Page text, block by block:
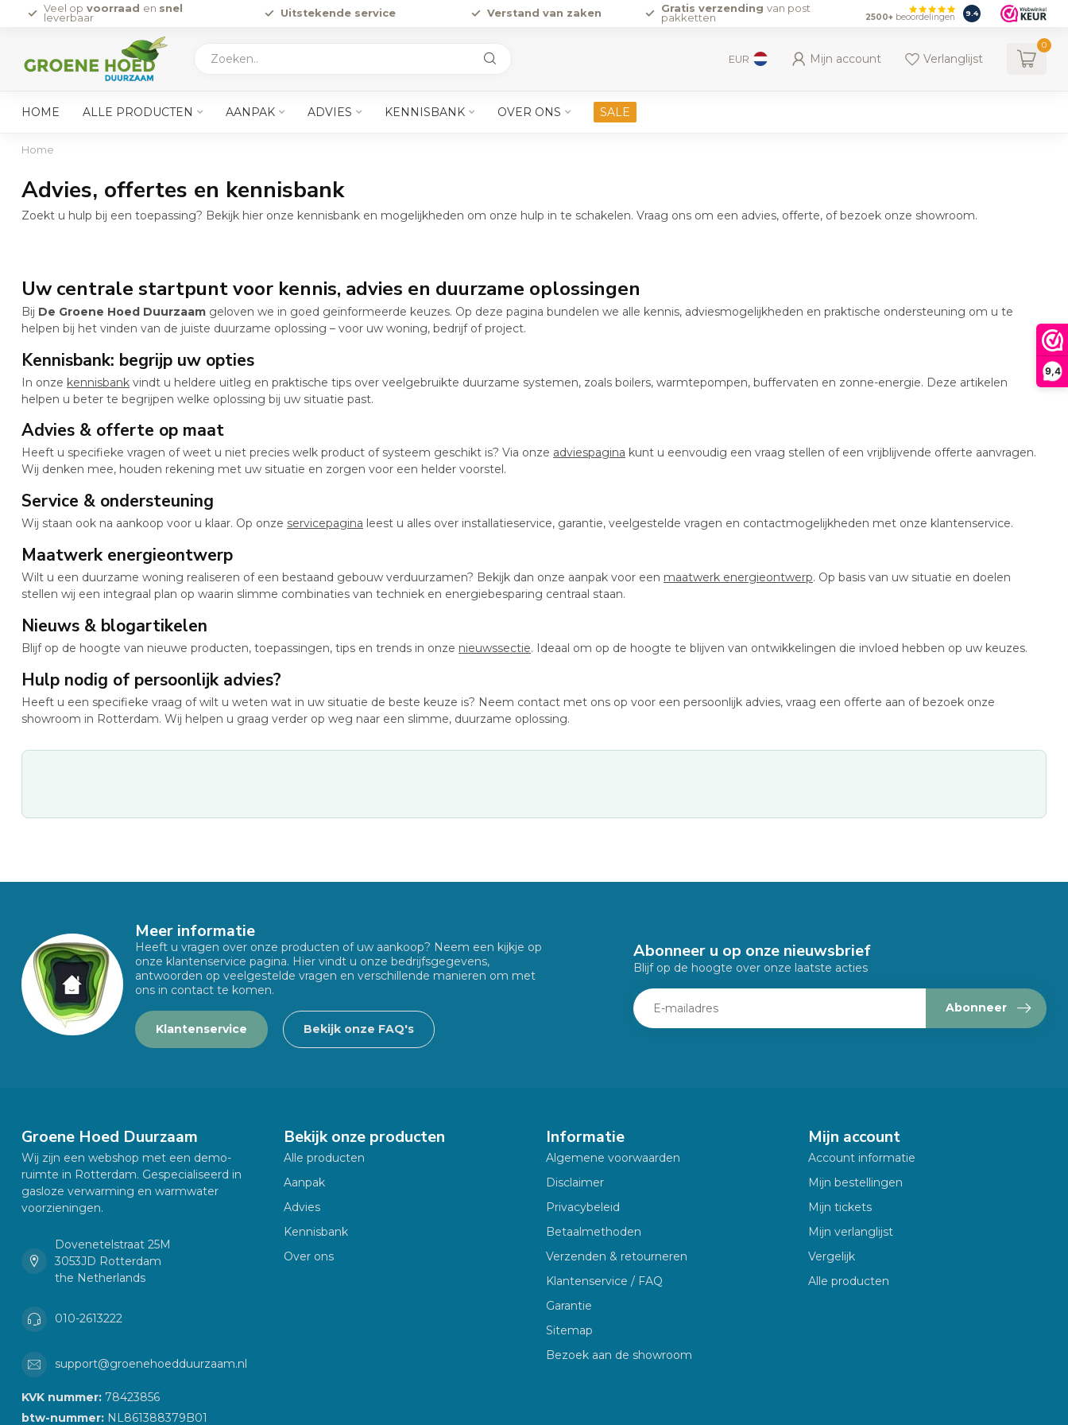
9,4
Veel op voorraad en snel
leverbaar
Uitstekende service Verstand van zaken Gratis verzending van post
pakketten
2500+ beoordelingen 9.4
EUR Mijn account Verlanglijst
0
HOME ALLE PRODUCTEN AANPAK ADVIES KENNISBANK OVER ONS SALE
Home
Advies, offertes en kennisbank
Zoekt u hulp bij een toepassing? Bekijk hier onze kennisbank en mogelijkheden om onze hulp in te schakelen. Vraag ons om een advies, offerte, of bezoek onze showroom.
Uw centrale startpunt voor kennis, advies en duurzame oplossingen
Bij De Groene Hoed Duurzaam geloven we in goed geïnformeerde keuzes. Op deze pagina bundelen we alle kennis, adviesmogelijkheden en praktische ondersteuning om u te
helpen bij het vinden van de juiste duurzame oplossing – voor uw woning, bedrijf of project.
Kennisbank: begrijp uw opties
In onze kennisbank vindt u heldere uitleg en praktische tips over veelgebruikte duurzame systemen, zoals boilers, warmtepompen, buffervaten en zonne-energie. Deze artikelen
helpen u beter te begrijpen welke oplossing bij uw situatie past.
Advies & offerte op maat
Heeft u specifieke vragen of weet u niet precies welk product of systeem geschikt is? Via onze adviespagina kunt u eenvoudig een vraag stellen of een vrijblijvende offerte aanvragen.
Wij denken mee, houden rekening met uw situatie en zorgen voor een helder voorstel.
Service & ondersteuning
Wij staan ook na aankoop voor u klaar. Op onze servicepagina leest u alles over installatieservice, garantie, veelgestelde vragen en contactmogelijkheden met onze klantenservice.
Maatwerk energieontwerp
Wilt u een duurzame woning realiseren of een bestaand gebouw verduurzamen? Bekijk dan onze aanpak voor een maatwerk energieontwerp. Op basis van uw situatie en doelen
stellen wij een integraal plan op waarin slimme combinaties van techniek en energiebesparing centraal staan.
Nieuws & blogartikelen
Blijf op de hoogte van nieuwe producten, toepassingen, tips en trends in onze nieuwssectie. Ideaal om op de hoogte te blijven van ontwikkelingen die invloed hebben op uw keuzes.
Hulp nodig of persoonlijk advies?
Heeft u een specifieke vraag of wilt u weten wat in uw situatie de beste keuze is? Neem contact met ons op voor een persoonlijk advies, vraag een offerte aan of bezoek onze
showroom in Rotterdam. Wij helpen u graag verder op weg naar een slimme, duurzame oplossing.
Meer informatie
Heeft u vragen over onze producten of uw aankoop? Neem een kijkje op
onze klantenservice pagina. Hier vindt u onze bedrijfsgegevens,
antwoorden op veelgestelde vragen en verschillende manieren om met
ons in contact te komen.
Klantenservice Bekijk onze FAQ's
Abonneer u op onze nieuwsbrief
Blijf op de hoogte over onze laatste acties
Abonneer
Groene Hoed Duurzaam
Wij zijn een webshop met een demo-
ruimte in Rotterdam. Gespecialiseerd in
gasloze verwarming en warmwater
voorzieningen.
Dovenetelstraat 25M
3053JD Rotterdam
the Netherlands
010-2613222
support@groenehoedduurzaam.nl
KVK nummer: 78423856
btw-nummer: NL861388379B01
Bekijk onze producten
Alle producten
Aanpak
Advies
Kennisbank
Over ons
Informatie
Algemene voorwaarden
Disclaimer
Privacybeleid
Betaalmethoden
Verzenden & retourneren
Klantenservice / FAQ
Garantie
Sitemap
Bezoek aan de showroom
Mijn account
Account informatie
Mijn bestellingen
Mijn tickets
Mijn verlanglijst
Vergelijk
Alle producten